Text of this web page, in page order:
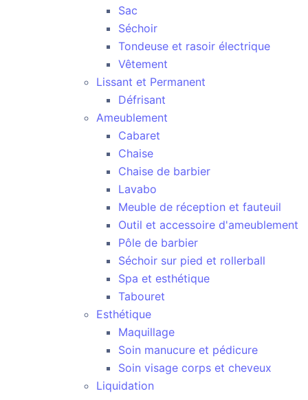
Sac
Séchoir
Tondeuse et rasoir électrique
Vêtement
Lissant et Permanent
Défrisant
Ameublement
Cabaret
Chaise
Chaise de barbier
Lavabo
Meuble de réception et fauteuil
Outil et accessoire d'ameublement
Pôle de barbier
Séchoir sur pied et rollerball
Spa et esthétique
Tabouret
Esthétique
Maquillage
Soin manucure et pédicure
Soin visage corps et cheveux
Liquidation